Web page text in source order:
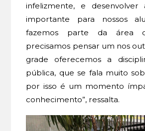
infelizmente, e
importante para nossos
fazemos parte da área
precisamos pensar um nos
grade oferecemos a
pública, que se fala muito
por isso é um momento
conhecimento”, ressalta.